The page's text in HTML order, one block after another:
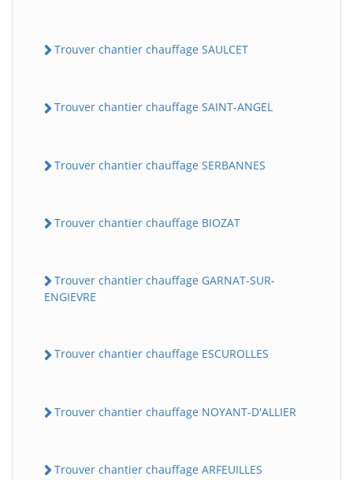
Trouver chantier chauffage SAULCET
Trouver chantier chauffage SAINT-ANGEL
Trouver chantier chauffage SERBANNES
Trouver chantier chauffage BIOZAT
Trouver chantier chauffage GARNAT-SUR-
ENGIEVRE
Trouver chantier chauffage ESCUROLLES
Trouver chantier chauffage NOYANT-D'ALLIER
Trouver chantier chauffage ARFEUILLES